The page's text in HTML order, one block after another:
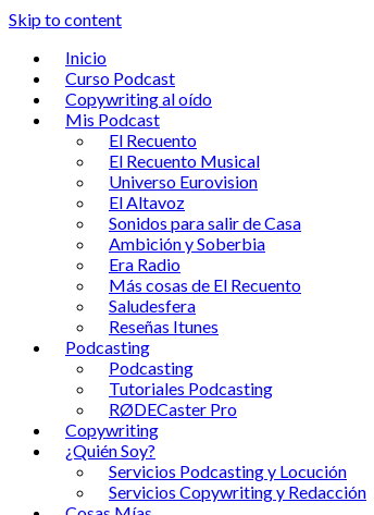
Skip to content
Inicio
Curso Podcast
Copywriting al oído
Mis Podcast
El Recuento
El Recuento Musical
Universo Eurovision
El Altavoz
Sonidos para salir de Casa
Ambición y Soberbia
Era Radio
Más cosas de El Recuento
Saludesfera
Reseñas Itunes
Podcasting
Podcasting
Tutoriales Podcasting
RØDECaster Pro
Copywriting
¿Quién Soy?
Servicios Podcasting y Locución
Servicios Copywriting y Redacción